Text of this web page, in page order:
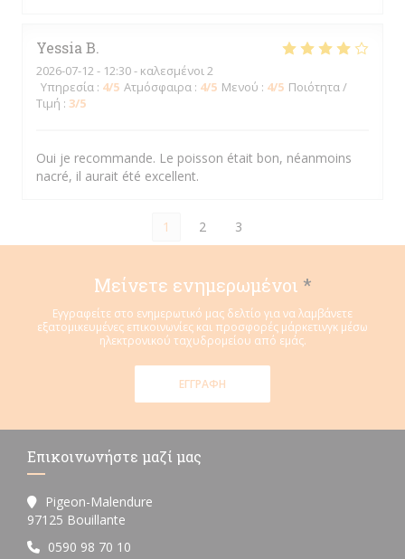
Yessia B
2026-07-12 - 12:30 - καλεσμένοι 2
Υπηρεσία : 4/5 Ατμόσφαιρα : 4/5 Μενού : 4/5 Ποιότητα /
Τιμή : 3/5
Oui je recommande. Le poisson était bon, néanmoins
nacré, il aurait été excellent.
1 2 3
Μείνετε ενημερωμένοι *
Εγγραφείτε στο ενημερωτικό μας δελτίο για να λαμβάνετε
εξατομικευμένες επικοινωνίες και προσφορές μάρκετινγκ μέσω
ηλεκτρονικού ταχυδρομείου από εμάς.
ΕΓΓΡΑΦΉ
Επικοινωνήστε μαζί μας
Pigeon-Malendure
97125 Bouillante
0590 98 70 10